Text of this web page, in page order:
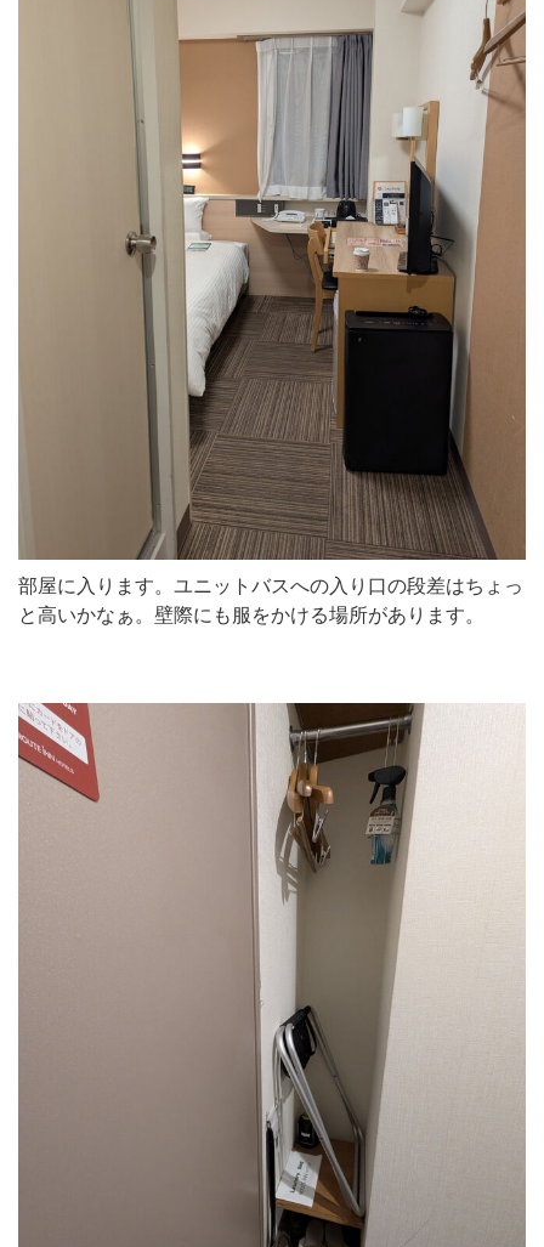
部屋に入ります。ユニットバスへの入り口の段差はちょっ
と高いかなぁ。壁際にも服をかける場所があります。